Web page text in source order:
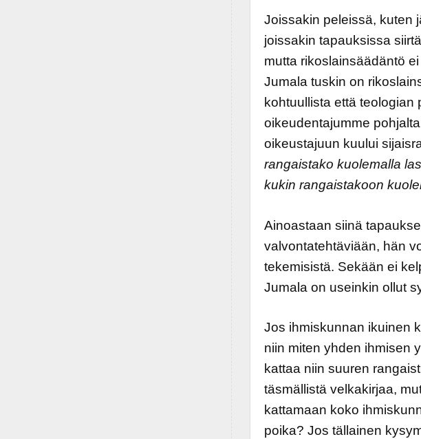
Joissakin peleissä, kuten
joissakin tapauksissa
mutta rikoslainsäädäntö
Jumala tuskin on
kohtuullista että teologian
oikeudentajumme
oikeustajuun kuului
rangaistako kuolemalla
kukin rangaistakoon
Ainoastaan siinä
valvontatehtäviään, hän
tekemisistä. Sekään ei
Jumala on useinkin ollut
Jos ihmiskunnan ikuinen
niin miten yhden ihmisen
kattaa niin suuren
täsmällistä velkakirjaa,
kattamaan koko
poika? Jos tällainen